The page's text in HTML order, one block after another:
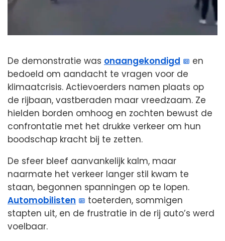
De demonstratie was onaangekondigd
en
bedoeld om aandacht te vragen voor de
klimaatcrisis. Actievoerders namen plaats op
de rijbaan, vastberaden maar vreedzaam. Ze
hielden borden omhoog en zochten bewust de
confrontatie met het drukke verkeer om hun
boodschap kracht bij te zetten.
De sfeer bleef aanvankelijk kalm, maar
naarmate het verkeer langer stil kwam te
staan, begonnen spanningen op te lopen.
Automobilisten
toeterden, sommigen
stapten uit, en de frustratie in de rij auto’s werd
voelbaar.